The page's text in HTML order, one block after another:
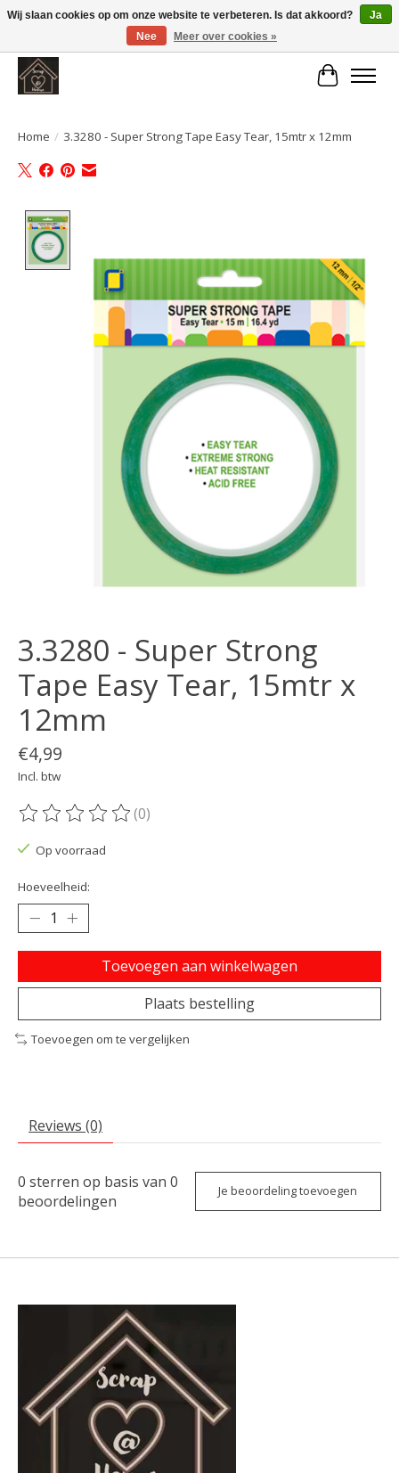
Large selection of products and fast shipping!
Home / 3.3280 - Super Strong Tape Easy Tear, 15mtr x 12mm
3.3280 - Super Strong
Tape Easy Tear, 15mtr x
12mm
€4,99
Incl. btw
De beoordeling van dit product is
(0)
Op voorraad
Hoeveelheid:
Toevoegen aan winkelwagen
Plaats bestelling
Toevoegen om te vergelijken
Reviews (0)
0 sterren op basis van 0
beoordelingen
Je beoordeling toevoegen
Wij slaan cookies op om onze website te verbeteren. Is dat akkoord?
Ja
Nee
Meer over cookies »